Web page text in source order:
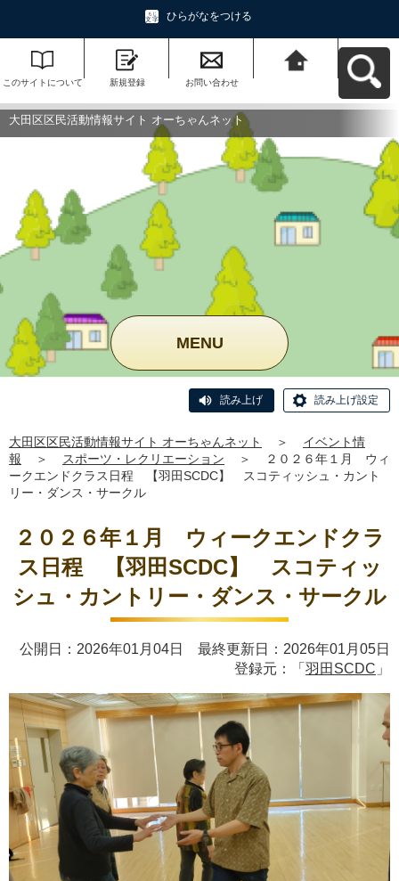
ひらがなをつける
このサイトについて 新規登録 お問い合わせ
ットへ戻る
大田区区民活動情報サイト オーちゃんネット
MENU
読み上げ 読み上げ設定
大田区区民活動情報サイト オーちゃんネット ＞
イベント情
報
＞ スポーツ・レクリエーション ＞
２０２６年１月 ウィ
ークエンドクラス日程 【羽田SCDC】 スコティッシュ・カント
リー・ダンス・サークル
２０２６年１月 ウィークエンドクラ
ス日程 【羽田SCDC】 スコティッ
シュ・カントリー・ダンス・サークル
公開日：2026年01月04日 最終更新日：2026年01月05日
登録元：「 羽田SCDC 」